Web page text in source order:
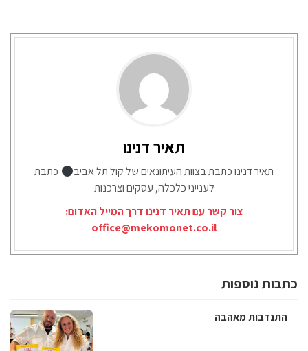
תאיר דנינו
תאיר דנינו כתבת בצוות העיתונאים של קול תל אביב
כתבת
לענייני כלכלה, עסקים וצרכנות
צור קשר עם תאיר דנינו דרך המייל האדום:
office@mekomonet.co.il
כתבות נוספות
התנדבות מאהבה